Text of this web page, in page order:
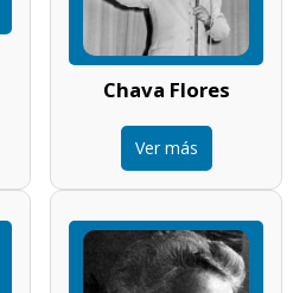
Chava Flores
Ver más